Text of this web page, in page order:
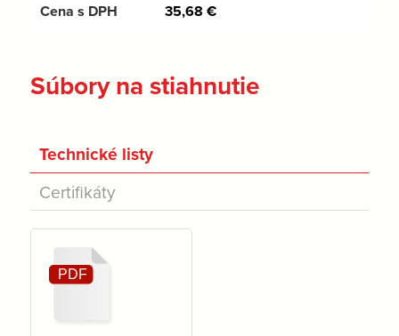
35,68 €
Súbory na stiahnutie
Technické listy
Certifikáty